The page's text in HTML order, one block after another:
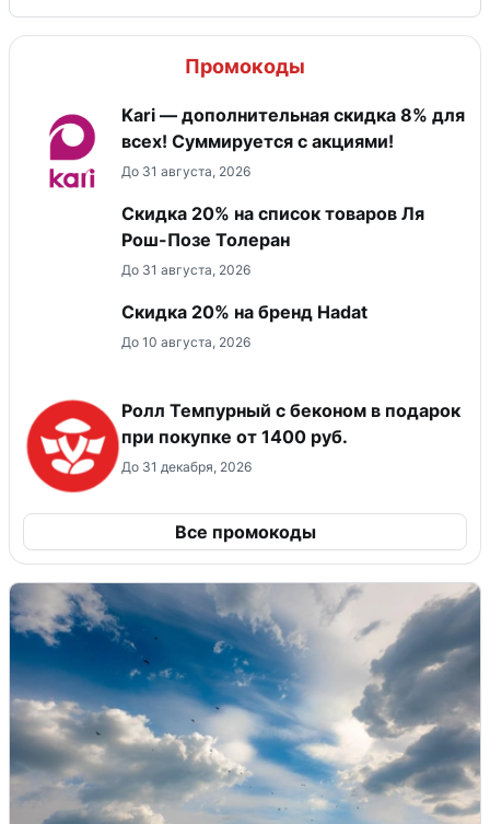
Промокоды
Kari — дополнительная скидка 8% для
всех! Суммируется с акциями!
До 31 августа, 2026
Скидка 20% на список товаров Ля
Рош-Позе Толеран
До 31 августа, 2026
Скидка 20% на бренд Hadat
До 10 августа, 2026
Ролл Темпурный с беконом в подарок
при покупке от 1400 руб.
До 31 декабря, 2026
Все промокоды